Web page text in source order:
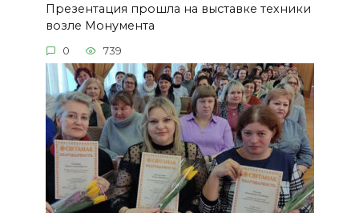
Презентация прошла на выставке техники
возле Монумента
0 739